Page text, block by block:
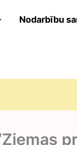
Nodarbību